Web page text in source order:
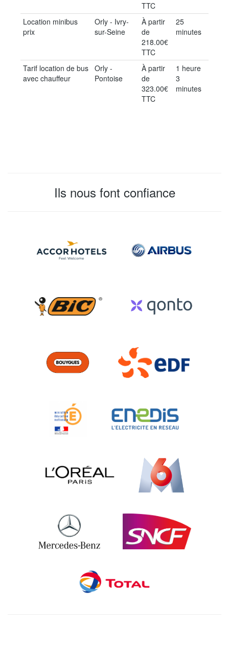
TTC
Location minibus
prix
Orly - Ivry-
sur-Seine
À partir
de
218.00€
TTC
25
minutes
Tarif location de bus
avec chauffeur
Orly -
Pontoise
À partir
de
323.00€
TTC
1 heure
3
minutes
Ils nous font confiance